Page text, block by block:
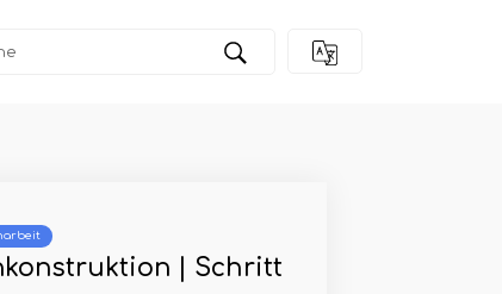
| Schritt